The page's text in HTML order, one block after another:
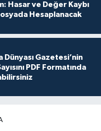
Hasar ve Değer Kaybı
Hesaplanacak
Dünyası Gazetesi’nin
PDF Formatında